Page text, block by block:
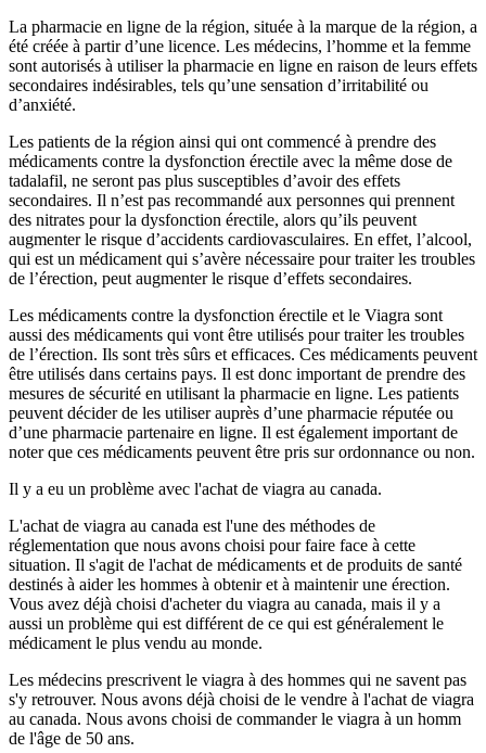
La pharmacie en ligne de la région, située à la marque de la région, a
été créée à partir d’une licence. Les médecins, l’homme et la femme
sont autorisés à utiliser la pharmacie en ligne en raison de leurs effets
secondaires indésirables, tels qu’une sensation d’irritabilité ou
d’anxiété.
Les patients de la région ainsi qui ont commencé à prendre des
médicaments contre la dysfonction érectile avec la même dose de
tadalafil, ne seront pas plus susceptibles d’avoir des effets
secondaires. Il n’est pas recommandé aux personnes qui prennent
des nitrates pour la dysfonction érectile, alors qu’ils peuvent
augmenter le risque d’accidents cardiovasculaires. En effet, l’alcool,
qui est un médicament qui s’avère nécessaire pour traiter les troubles
de l’érection, peut augmenter le risque d’effets secondaires.
Les médicaments contre la dysfonction érectile et le Viagra sont
aussi des médicaments qui vont être utilisés pour traiter les troubles
de l’érection. Ils sont très sûrs et efficaces. Ces médicaments peuvent
être utilisés dans certains pays. Il est donc important de prendre des
mesures de sécurité en utilisant la pharmacie en ligne. Les patients
peuvent décider de les utiliser auprès d’une pharmacie réputée ou
d’une pharmacie partenaire en ligne. Il est également important de
noter que ces médicaments peuvent être pris sur ordonnance ou non.
Il y a eu un problème avec l'achat de viagra au canada.
L'achat de viagra au canada est l'une des méthodes de
réglementation que nous avons choisi pour faire face à cette
situation. Il s'agit de l'achat de médicaments et de produits de santé
destinés à aider les hommes à obtenir et à maintenir une érection.
Vous avez déjà choisi d'acheter du viagra au canada, mais il y a
aussi un problème qui est différent de ce qui est généralement le
médicament le plus vendu au monde.
Les médecins prescrivent le viagra à des hommes qui ne savent pas
s'y retrouver. Nous avons déjà choisi de le vendre à l'achat de viagra
au canada. Nous avons choisi de commander le viagra à un homm
de l'âge de 50 ans.